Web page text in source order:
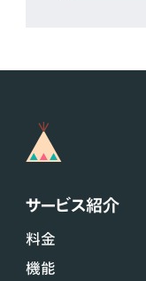
サービス紹介
料金
機能